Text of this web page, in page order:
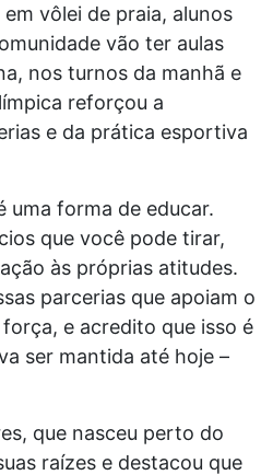
vôlei de praia, alunos
vão ter aulas
nos turnos da manhã e
reforçou a
e da prática esportiva
uma forma de educar.
que você pode tirar,
às próprias atitudes.
parcerias que apoiam o
e acredito que isso é
ser mantida até hoje –
que nasceu perto do
raízes e destacou que